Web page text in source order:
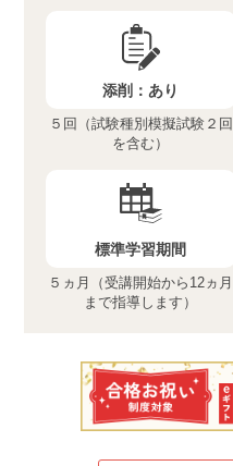
添削： あり
５回（試験種別模擬試験２回
を含む）
標準学習期間
５ヵ月（受講開始から12ヵ月
まで指導します）